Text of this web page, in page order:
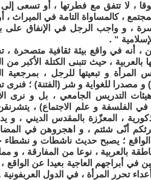
، لا تتفق مع فطرتها ، أو تسعى إلى
، كالمساواة التامة في الميراث ،
، و واجب الرجل في الإنفاق على
" .
، أنه في واقع بيئة ثقافية متصحرة ،
بالعربية ، حيث تتبنى الكتلة الأكبر من
و تبعيتها للرجل ، بمرجعية
و مصدرا للغواية و شر (الفتنة) ؛
التدريس الجامعي ، بل و نرى
في الفلسفة و علم الاجتماع) ،
، المعزّزة بالمقدس الديني ، و
أنّى شئتم ، و اهجروهن في
؛ يصبح حديث ناشطات و نشطاء
بالعربية ، نوعا من المفارقة ، و
في أبراجهم العاجية بعيدا عن الواقع
تحرر المرأة ، في الدول العربفونية